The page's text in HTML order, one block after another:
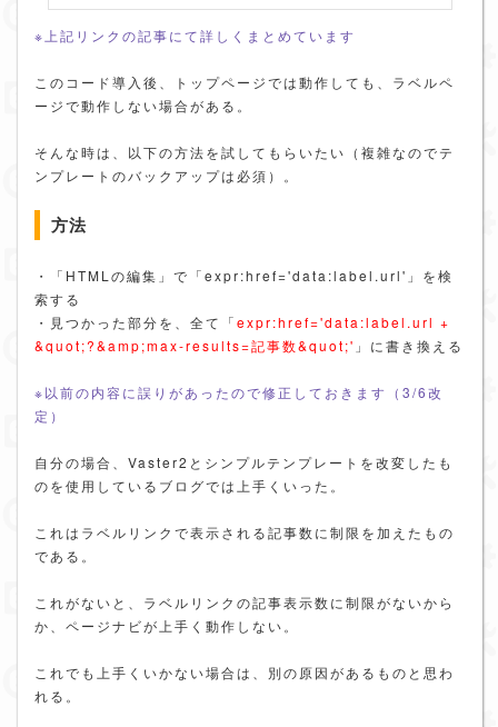
※上記リンクの記事にて詳しくまとめています
このコード導入後、トップページでは動作しても、ラベルペ
ージで動作しない場合がある。
そんな時は、以下の方法を試してもらいたい（複雑なのでテ
ンプレートのバックアップは必須）。
方法
・「HTMLの編集」で「expr:href='data:label.url'」を検
索する
・見つかった部分を、全て「expr:href='data:label.url +
&quot;?&amp;max-results=記事数&quot;' 」に書き換える
※以前の内容に誤りがあったので修正しておきます（3/6改
定）
自分の場合、Vaster2とシンプルテンプレートを改変したも
のを使用しているブログでは上手くいった。
これはラベルリンクで表示される記事数に制限を加えたもの
である。
これがないと、ラベルリンクの記事表示数に制限がないから
か、ページナビが上手く動作しない。
これでも上手くいかない場合は、別の原因があるものと思わ
れる。